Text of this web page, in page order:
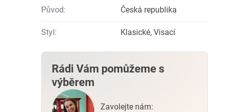
Původ: Česká republika
Styl: Klasické, Visací
Rádi Vám pomůžeme s
výběrem
Zavolejte nám: